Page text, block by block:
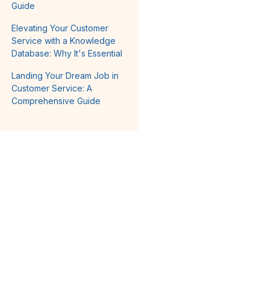
Guide
Elevating Your Customer
Service with a Knowledge
Database: Why It's Essential
Landing Your Dream Job in
Customer Service: A
Comprehensive Guide